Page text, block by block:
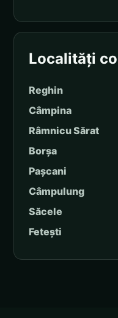
Localități
Reghin
Câmpina
Râmnicu Sărat
Borșa
Pașcani
Câmpulung
Săcele
Fetești